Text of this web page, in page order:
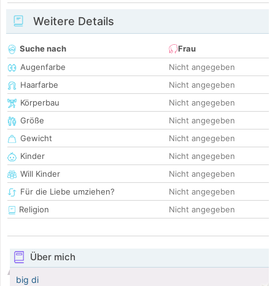
Weitere Details
Suche nach
Frau
Augenfarbe
Nicht angegeben
Haarfarbe
Nicht angegeben
Körperbau
Nicht angegeben
Größe
Nicht angegeben
Gewicht
Nicht angegeben
Kinder
Nicht angegeben
Will Kinder
Nicht angegeben
Für die Liebe umziehen?
Nicht angegeben
Religion
Nicht angegeben
Über mich
big di